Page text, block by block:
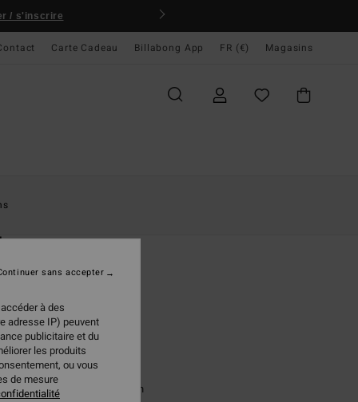
/ s'inscrire
Carte Cadeau Billabong App FR (€) Magasins
de soleil Vert Unisexe
€
Shiny Milky Coffee/green
à des
adresse IP) peuvent
publicitaire et du
les produits
ou vous
de mesure
sans accepter